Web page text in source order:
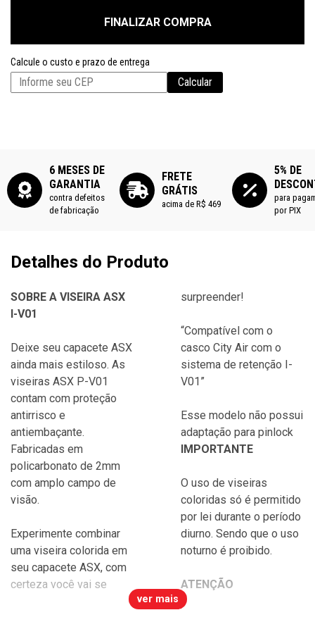
FINALIZAR COMPRA
Calcule o custo e prazo de entrega
Calcular
6 MESES DE
GARANTIA
contra defeitos
de fabricação
FRETE
GRÁTIS
acima de R$ 469
5% DE
para
por PIX
Detalhes do Produto
SOBRE A VISEIRA ASX
I-V01
Deixe seu capacete ASX
ainda mais estiloso. As
viseiras ASX P-V01
contam com proteção
antirrisco e
antiembaçante.
Fabricadas em
policarbonato de 2mm
com amplo campo de
visão.
Experimente combinar
uma viseira colorida em
seu capacete ASX, com
certeza você vai se
surpreender!
“Compatível com o
casco City Air com o
sistema de retenção I-
V01”
Esse modelo não possui
adaptação para pinlock
IMPORTANTE
O uso de viseiras
coloridas só é permitido
por lei durante o período
diurno. Sendo que o uso
noturno é proibido.
ATENÇÃO
ver mais